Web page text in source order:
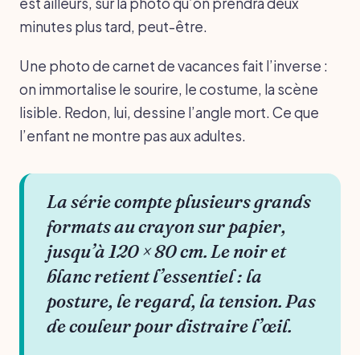
minutes plus tard, peut-être.
Une photo de carnet de vacances fait l’inverse :
on immortalise le sourire, le costume, la scène
lisible. Redon, lui, dessine l’angle mort. Ce que
l’enfant ne montre pas aux adultes.
La série compte plusieurs grands
formats au crayon sur papier,
jusqu’à 120 × 80 cm. Le noir et
blanc retient l’essentiel : la
posture, le regard, la tension. Pas
de couleur pour distraire l’œil.